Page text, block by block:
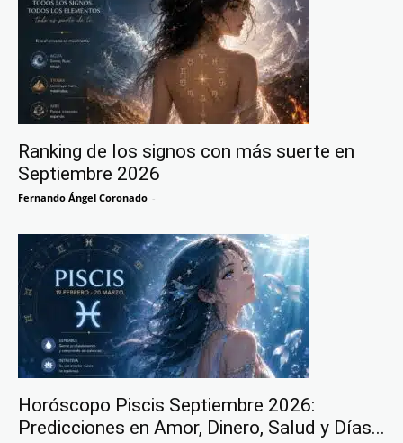
Ranking de los signos con más suerte en
Septiembre 2026
Fernando Ángel Coronado -
Horóscopo Piscis Septiembre 2026:
Predicciones en Amor, Dinero, Salud y Días...